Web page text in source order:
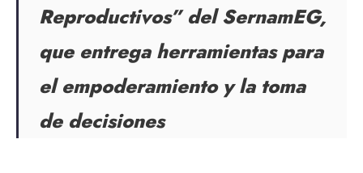
Reproductivos” del SernamEG,
que entrega herramientas para
el empoderamiento y la toma
de decisiones